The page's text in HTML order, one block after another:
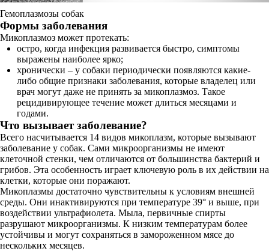
Гемоплазмозы собак
Формы заболевания
Микоплазмоз может протекать:
остро, когда инфекция развивается быстро, симптомы
выражены наиболее ярко;
хронически – у собаки периодически появляются какие-
либо общие признаки заболевания, которые владелец или
врач могут даже не принять за микоплазмоз. Такое
рецидивирующее течение может длиться месяцами и
годами.
Что вызывает заболевание?
Всего насчитывается 14 видов микоплазм, которые вызывают
заболевание у собак. Сами микроорганизмы не имеют
клеточной стенки, чем отличаются от большинства бактерий и
грибов. Эта особенность играет ключевую роль в их действии на
клетки, которые они поражают.
Микоплазмы достаточно чувствительны к условиям внешней
среды. Они инактивируются при температуре 39° и выше, при
воздействии ультрафиолета. Мыла, первичные спирты
разрушают микроорганизмы. К низким температурам более
устойчивы и могут сохраняться в замороженном мясе до
нескольких месяцев.